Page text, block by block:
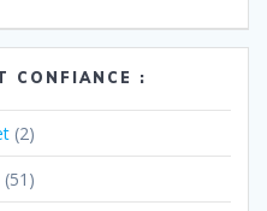
CONFIANCE :
(2)
(51)